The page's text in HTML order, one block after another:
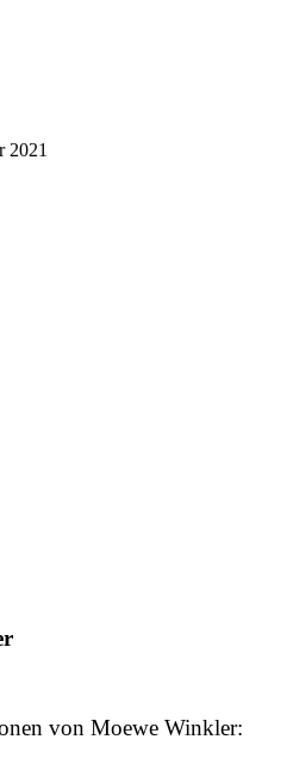
2021
von Moewe Winkler: